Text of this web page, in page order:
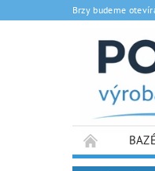
Brzy budeme